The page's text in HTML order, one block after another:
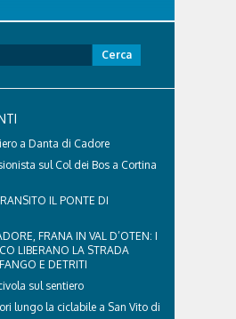
Ospedale Cortina -
Care & Research che durante i
sta per entrare in una...
a Danta di Cadore
sul Col dei Bos a Cortina
IL PONTE DI
FRANA IN VAL D’OTEN: I
LIBERANO LA STRADA
E DETRITI
sul sentiero
lungo la ciclabile a San Vito di